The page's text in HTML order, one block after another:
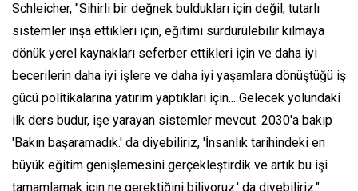
Schleicher, "Sihirli bir değnek buldukları için değil, tutarlı
sistemler inşa ettikleri için, eğitimi sürdürülebilir kılmaya
dönük yerel kaynakları seferber ettikleri için ve daha iyi
becerilerin daha iyi işlere ve daha iyi yaşamlara dönüştüğü iş
gücü politikalarına yatırım yaptıkları için... Gelecek yolundaki
ilk ders budur, işe yarayan sistemler mevcut. 2030'a bakıp
'Bakın başaramadık.' da diyebiliriz, 'İnsanlık tarihindeki en
büyük eğitim genişlemesini gerçekleştirdik ve artık bu işi
tamamlamak için ne gerektiğini biliyoruz.' da diyebiliriz."